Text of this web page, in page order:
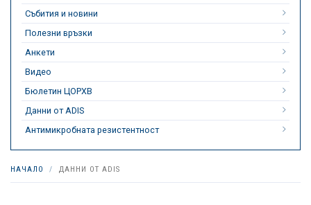
Събития и новини
Полезни връзки
Анкети
Видео
Бюлетин ЦОРХВ
Данни от ADIS
Антимикробната резистентност
НАЧАЛО ДАННИ ОТ ADIS